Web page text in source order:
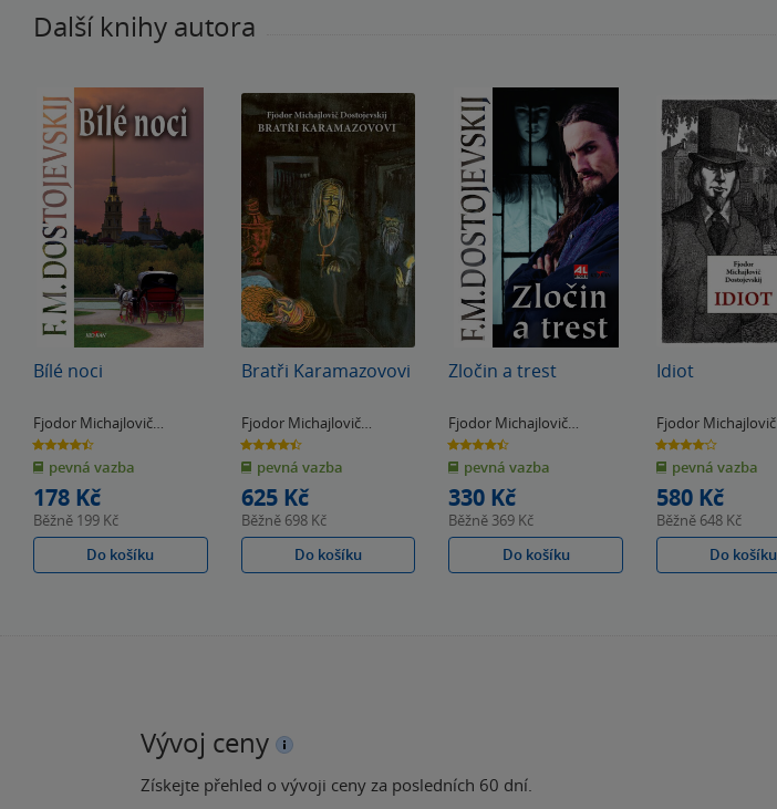
Další knihy autora
Bílé noci
Fjodor Michajlovič
Dostojevskij
4.5
z
5
hvězdiček
pevná vazba
178 Kč
Běžně 199 Kč
Do košíku
Bratři Karamazovovi
Fjodor Michajlovič
Dostojevskij
4.5
z
5
hvězdiček
pevná vazba
625 Kč
Běžně 698 Kč
Do košíku
Zločin a trest
Fjodor Michajlovič
Dostojevskij
4.5
z
5
hvězdiček
pevná vazba
330 Kč
Běžně 369 Kč
Do košíku
Idiot
Fjodor Michajlovič
Dostojevskij
4.1
z
5
hvězdiček
pevná vazba
580 Kč
Běžně 648 Kč
Do košíku
Vývoj ceny
Získejte přehled o vývoji ceny za posledních 60 dní.